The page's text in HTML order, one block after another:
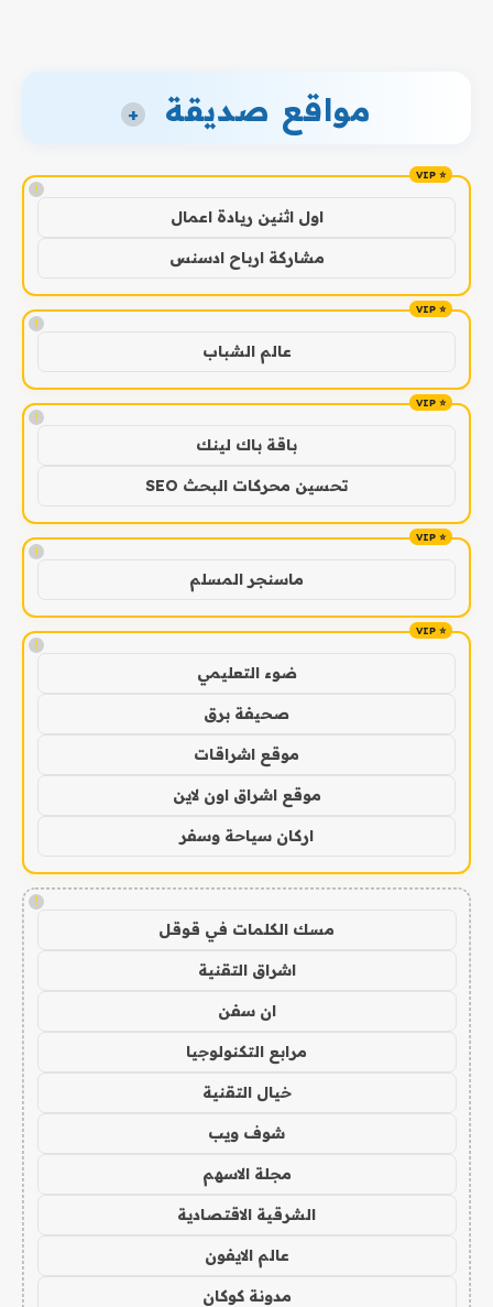
مواقع صديقة +
!
اول اثنين ريادة اعمال
مشاركة ارباح ادسنس
!
عالم الشباب
!
باقة باك لينك
تحسين محركات البحث SEO
!
ماسنجر المسلم
!
ضوء التعليمي
صحيفة برق
موقع اشراقات
موقع اشراق اون لاين
اركان سياحة وسفر
!
مسك الكلمات في قوقل
اشراق التقنية
ان سفن
مرابع التكنولوجيا
خيال التقنية
شوف ويب
مجلة الاسهم
الشرقية الاقتصادية
عالم الايفون
مدونة كوكان